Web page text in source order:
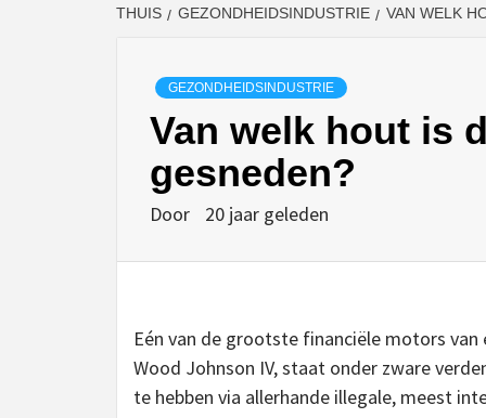
THUIS GEZONDHEIDSINDUSTRIE VAN WELK
GEZONDHEIDSINDUSTRIE
Van welk hout is
gesneden?
Door 20 jaar geleden
Eén van de grootste financiële motors
Wood Johnson IV, staat onder zware
te hebben via allerhande illegale, meest